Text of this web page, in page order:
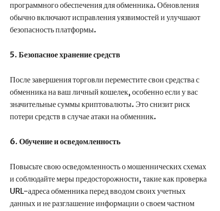
программного обеспечения для обменника. Обновления
обычно включают исправления уязвимостей и улучшают
безопасность платформы.
5. Безопасное хранение средств
После завершения торговли переместите свои средства с
обменника на ваш личный кошелек, особенно если у вас
значительные суммы криптовалюты. Это снизит риск
потери средств в случае атаки на обменник.
6. Обучение и осведомленность
Повысьте свою осведомленность о мошеннических схемах
и соблюдайте меры предосторожности, такие как проверка
URL-адреса обменника перед вводом своих учетных
данных и не разглашение информации о своем частном